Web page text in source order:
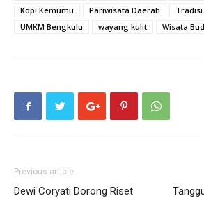
Kopi Kemumu
Pariwisata Daerah
Tradisi
UMKM Bengkulu
wayang kulit Wisata
Previous article
Dewi Coryati Dorong Riset